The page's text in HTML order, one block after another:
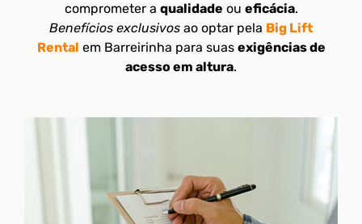
comprometer a qualidade ou eficácia.
Benefícios exclusivos ao optar pela Big Lift
Rental em Barreirinha para suas exigências de
acesso em altura.